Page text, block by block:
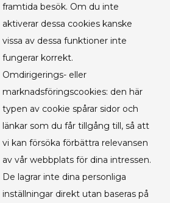
framtida besök. Om du inte
aktiverar dessa cookies kanske
vissa av dessa funktioner inte
fungerar korrekt.
Omdirigerings- eller
marknadsföringscookies: den här
typen av cookie spårar sidor och
länkar som du får tillgång till, så att
vi kan försöka förbättra relevansen
av vår webbplats för dina intressen.
De lagrar inte dina personliga
inställningar direkt utan baseras på